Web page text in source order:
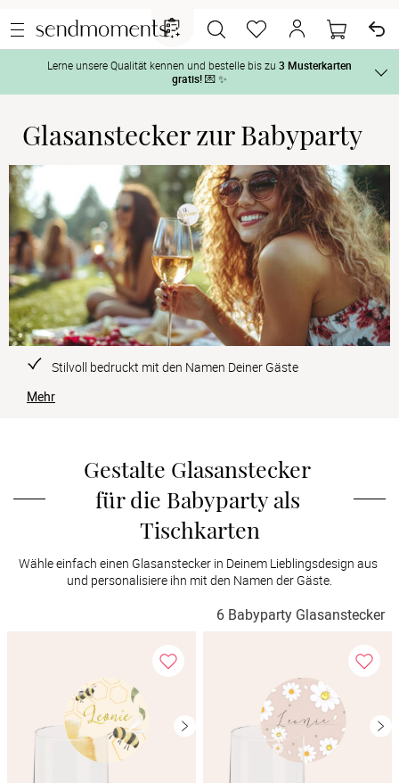
Vor der
Tag der
Nach der
Lerne unsere Qualität kennen und bestelle bis zu 3 Musterkarten
gratis!💌 ✨
Und so geht‘s:
2. Aktiviere „kostenlose Musterkarte“ auf der jeweiligen
Produktseite und lasse Dir die Karten kostenlos per Post zusenden.
Glasanstecker zur Babyparty
Stilvoll bedruckt mit den Namen Deiner Gäste
Mehr
Gestalte Glasanstecker
für die Babyparty als
Tischkarten
Wähle einfach einen Glasanstecker in Deinem Lieblingsdesign aus
und personalisiere ihn mit den Namen der Gäste.
6 Babyparty Glasanstecker